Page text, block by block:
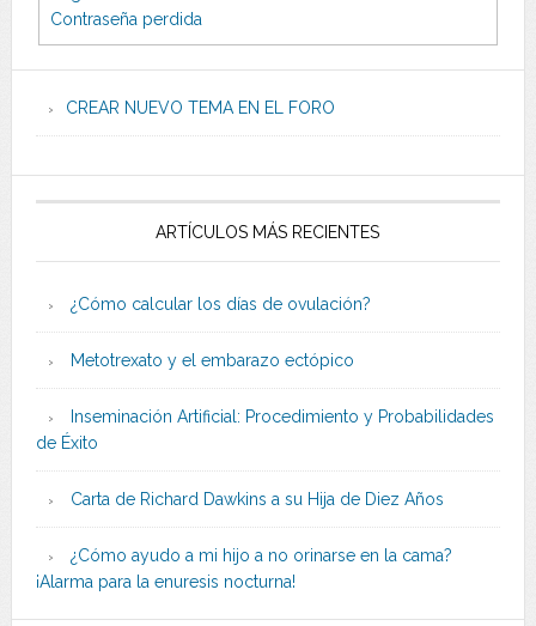
Contraseña perdida
CREAR NUEVO TEMA EN EL FORO
ARTÍCULOS MÁS RECIENTES
¿Cómo calcular los días de ovulación?
Metotrexato y el embarazo ectópico
Inseminación Artificial: Procedimiento y Probabilidades
de Éxito
Carta de Richard Dawkins a su Hija de Diez Años
¿Cómo ayudo a mi hijo a no orinarse en la cama?
¡Alarma para la enuresis nocturna!